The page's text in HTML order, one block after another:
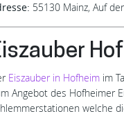
55130 Mainz, Auf
Eiszauber in Hofheim im
Angebot des Hofheimer
welche